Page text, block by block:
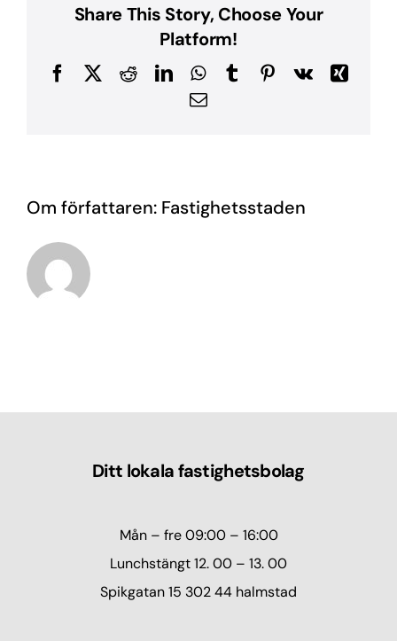
Share This Story, Choose Your
Platform!
FacebookRedditLinkedInWhatsApp
TumblrPinterest
Vk
Xing
E-
Om författaren: Fastighetsstaden
Ditt lokala fastighetsbolag
Mån – fre 09:00 – 16:00
Lunchstängt 12. 00 – 13. 00
Spikgatan 15 302 44 halmstad